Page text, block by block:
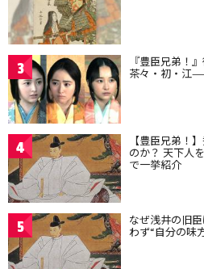
3 『豊臣兄弟！
茶々・初・江
4 【豊臣兄弟！
のか？ 天下人
で一挙紹介
5 なぜ浅井の旧
わず“自分の味